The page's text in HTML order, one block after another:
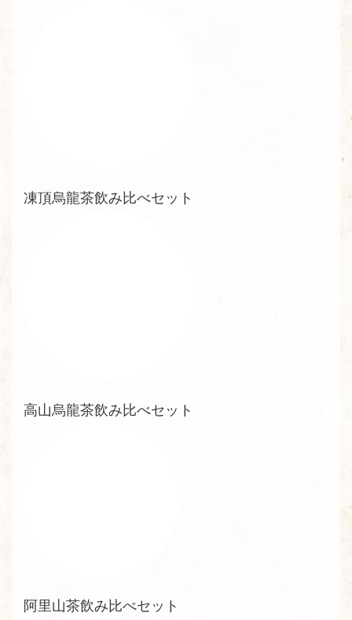
凍頂烏龍茶飲み比べセット
高山烏龍茶飲み比べセット
阿里山茶飲み比べセット